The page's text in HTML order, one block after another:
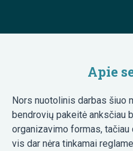
Apie
Nors nuotolinis darbas šiuo
bendrovių pakeitė anksčiau
organizavimo formas, tačiau
vis dar nėra tinkamai